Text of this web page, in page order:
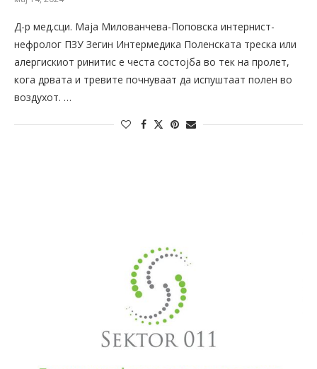
Д-р мед.сци. Маја Милованчева-Поповска интернист-
нефролог ПЗУ Зегин Интермедика Поленската треска или
алергискиот ринитис е честа состојба во тек на пролет,
кога дрвата и тревите почнуваат да испуштаат полен во
воздухот. …